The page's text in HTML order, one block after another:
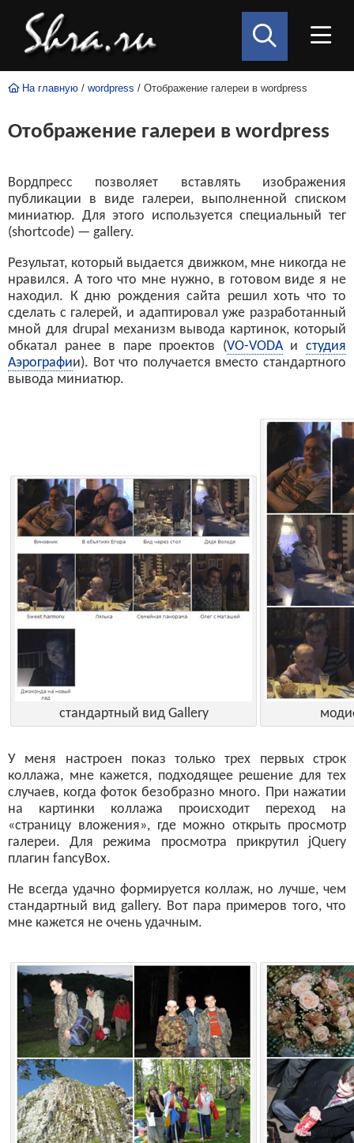
На главную / wordpress / Отображение галереи в wordpress
Отображение галереи в wordpress
Вордпресс позволяет вставлять изображения
публикации в виде галереи, выполненной списком
миниатюр. Для этого используется специальный тег
(shortcode) — gallery.
Результат, который выдается движком, мне никогда не
нравился. А того что мне нужно, в готовом виде я не
находил. К дню рождения сайта решил хоть что то
сделать с галерей, и адаптировал уже разработанный
мной для drupal механизм вывода картинок, который
обкатал ранее в паре проектов (VO-VODAистудия
Аэрографии). Вот что получается вместо стандартного
вывода миниатюр.
стандартный вид Gallery
У меня настроен показ только трех первых строк
коллажа, мне кажется, подходящее решение для тех
случаев, когда фоток безобразно много. При нажатии
на картинки коллажа происходит переход на
«страницу вложения», где можно открыть просмотр
галереи. Для режима просмотра прикрутил jQuery
плагин fancyBox.
Не всегда удачно формируется коллаж, но лучше, чем
стандартный вид gallery. Вот пара примеров того, что
мне кажется не очень удачным.